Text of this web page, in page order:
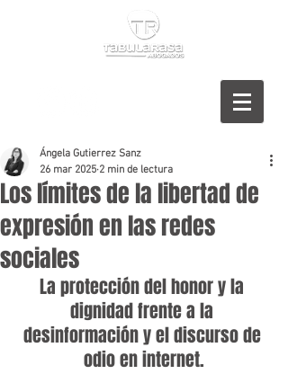
Los límites de la libertad de
expresión en las redes
sociales
Ángela Gutierrez Sanz
26 mar 2025 2 min de lectura
La protección del honor y la
dignidad frente a la
desinformación y el discurso de
odio en internet.